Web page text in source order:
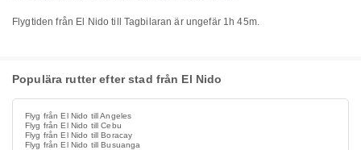
Flygtiden från El Nido till Tagbilaran är ungefär 1h 45m.
Populära rutter efter stad från El Nido
Flyg från El Nido till Angeles
Flyg från El Nido till Cebu
Flyg från El Nido till Boracay
Flyg från El Nido till Busuanga